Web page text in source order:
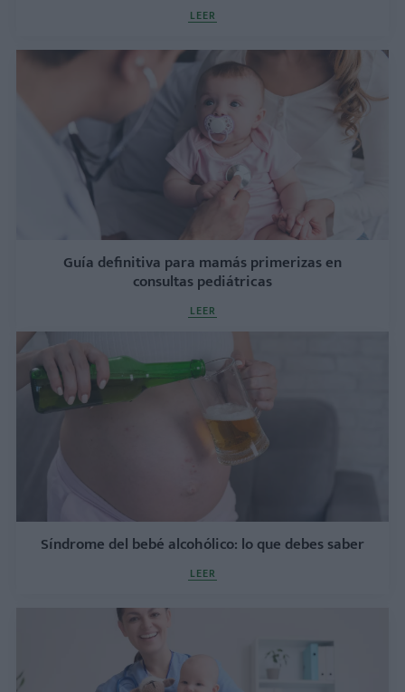
LEER
Guía definitiva para mamás primerizas en
consultas pediátricas
LEER
Síndrome del bebé alcohólico: lo que debes saber
LEER